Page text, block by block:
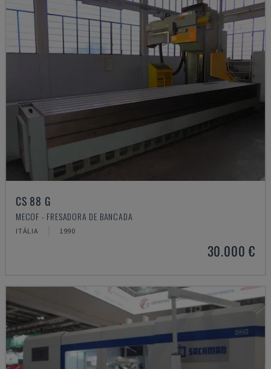
CS 88 G
MECOF - FRESADORA DE BANCADA
ITÁLIA 1990
30.000 €